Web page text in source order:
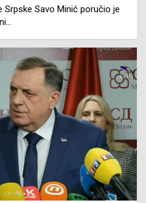
Srpske Savo Minić poručio je